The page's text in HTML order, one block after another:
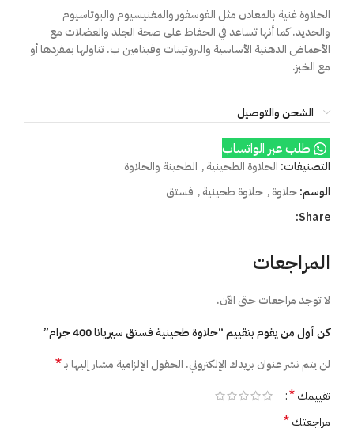
الحلاوة غنية بالمعادن مثل الفوسفور والمغنيسيوم والبوتاسيوم
والحديد. كما أنها تساعد في الحفاظ على صحة الجلد والعضلات مع
الأحماض الدهنية الأساسية والبروتينات وفيتامين ب. تناولها بمفردها أو
مع الخبز.
الشحن والتوصيل
طلب عبر الواتساب
التصنيفات: الحلاوة الطحينية, الطحينة والحلاوة
الوسم:حلاوة, حلاوة طحينية, فستق
Share:
المراجعات
لا توجد مراجعات حتى الآن.
كن أول من يقوم بتقييم “حلاوة طحينية فستق سيريانا 400 جرام”
لن يتم نشر عنوان بريدك الإلكتروني. الحقول الإلزامية مشار إليها بـ*
تقييمك*
مراجعتك*